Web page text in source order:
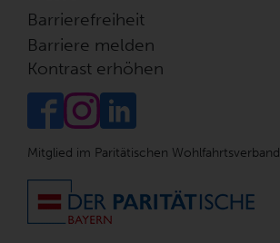
Barrierefreiheit
Barriere melden
Kontrast erhöhen
Mitglied im Paritätischen Wohlfahrtsverband